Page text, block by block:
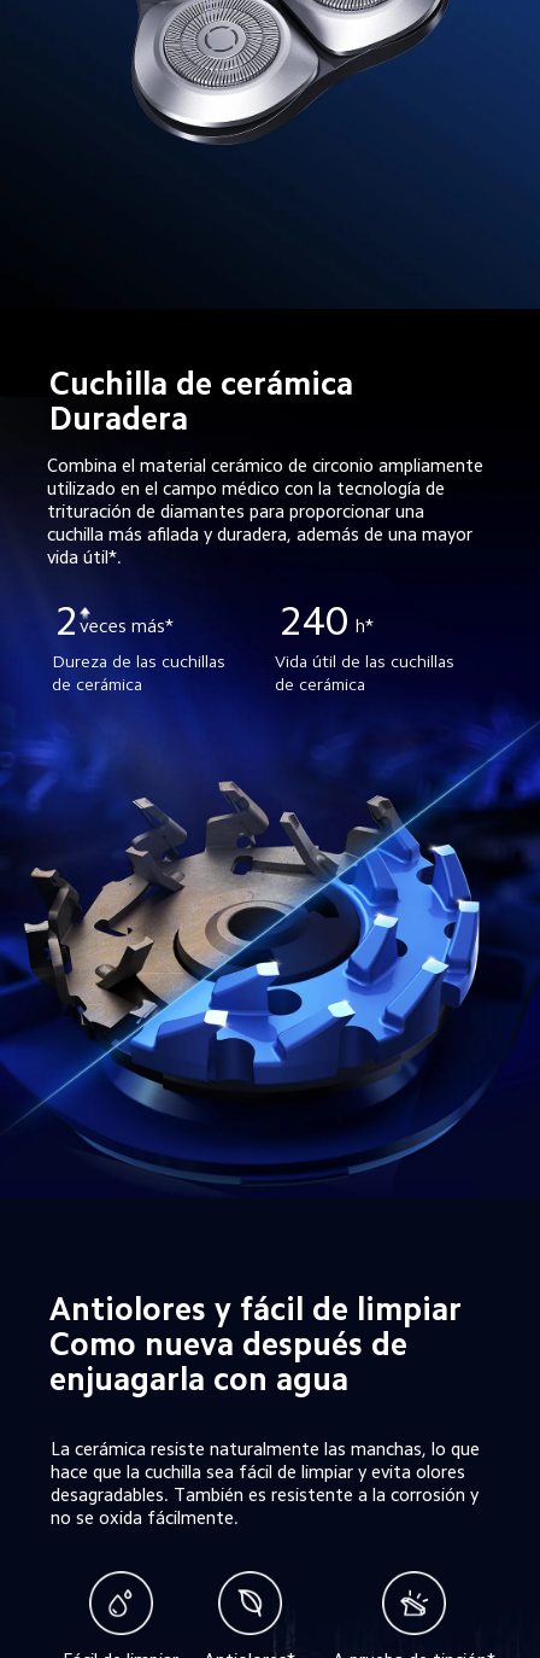
Cuchilla de cerámica
Duradera
Combina el material cerámico de circonio ampliamente
utilizado en el campo médico con la tecnología de
trituración de diamantes para proporcionar una
cuchilla más afilada y duradera, además de una mayor
vida útil*.
2 veces más* 240 h*
Dureza de las cuchillas
de cerámica
Vida útil de las cuchillas
de cerámica
Antiolores y fácil de limpiar
Como nueva después de
enjuagarla con agua
La cerámica resiste naturalmente las manchas, lo que
hace que la cuchilla sea fácil de limpiar y evita olores
desagradables. También es resistente a la corrosión y
no se oxida fácilmente.